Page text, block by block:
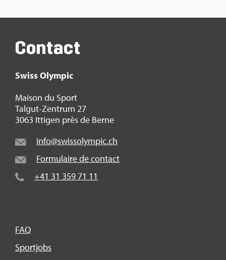
Contact
Swiss Olym­pic
Mai­son du Sport
Tal­gut-Zen­trum 27
3063 Itti­gen près de Berne
info@​swi​ssol​ympi​c.​ch
For­mu­laire de contact
+41 31 359 71 11
FAQ
Sport­jobs